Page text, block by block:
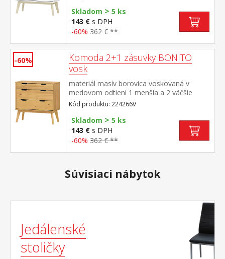
Skladom > 5 ks
143 € s DPH
-60% 362 € **
-60%
Komoda 2+1 zásuvky BONITO
vosk
materiál masív borovica voskovaná v
medovom odtieni 1 menšia a 2 väčšie
zásuvky s kovovými pojazdmi
Kód produktu: 224266V
Skladom > 5 ks
143 € s DPH
-60% 362 € **
Súvisiaci nábytok
Jedálenské
stoličky